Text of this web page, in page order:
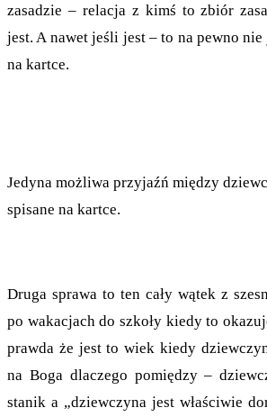
zasadzie – relacja z kimś to zbiór
jest. A nawet jeśli jest – to na pewno
na kartce.
Jedyna możliwa przyjaźń między
spisane na kartce.
Druga sprawa to ten cały wątek z
po wakacjach do szkoły kiedy to
prawda że jest to wiek kiedy
na Boga dlaczego pomiędzy –
stanik a „dziewczyna jest właściwie